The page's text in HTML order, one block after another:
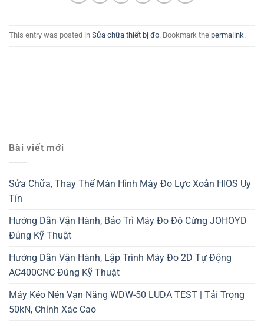
This entry was posted in Sửa chữa thiết bị đo. Bookmark the permalink.
Bài viết mới
Sửa Chữa, Thay Thế Màn Hình Máy Đo Lực Xoắn HIOS Uy
Tín
Hướng Dẫn Vận Hành, Bảo Trì Máy Đo Độ Cứng JOHOYD
Đúng Kỹ Thuật
Hướng Dẫn Vận Hành, Lập Trình Máy Đo 2D Tự Động
AC400CNC Đúng Kỹ Thuật
Máy Kéo Nén Vạn Năng WDW-50 LUDA TEST | Tải Trọng
50kN, Chính Xác Cao